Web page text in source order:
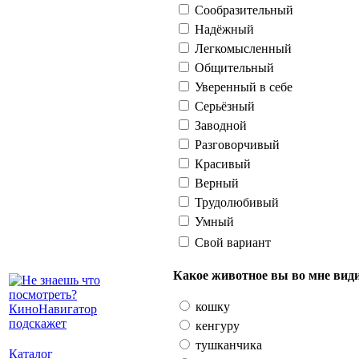
Каталог
Сообразительный
Надёжный
Легкомысленный
Общительный
Уверенный в себе
Серьёзный
Заводной
Разговорчивый
Красивый
Верный
Трудолюбивый
Умный
Свой вариант
Какое животное вы во мне
кошку
кенгуру
тушканчика